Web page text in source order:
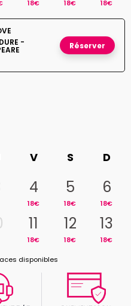
18€ 18€ 18€
-
Réserver
V S D
4
18€
5
18€
6
18€
11
18€
12
18€
13
18€
disponibles